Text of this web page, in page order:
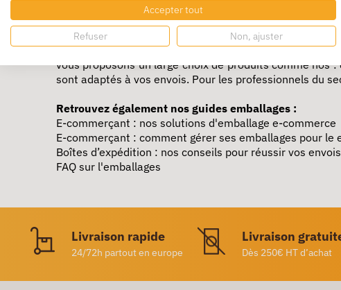
Le tube carton carré s'utilise comme un tube rond. Il
à tous les posters. Le carton ondulé protège
Avec le développement desventes sur internet,les e-
vous proposons un large choix de produits comme nos :
sont adaptés à vos envois. Pour les professionnels du
Retrouvez également nos guides emballages :
E-commerçant : nos solutions d'emballage e-commerce
E-commerçant : comment gérer ses emballages pour le
Boîtes d’expédition : nos conseils pour réussir vos envois
FAQ sur l'emballages
Livraison rapide
24/72h partout en europe
Livraison
Dès 250€ HT d’achat
Accepter tout
Refuser Non, ajuster